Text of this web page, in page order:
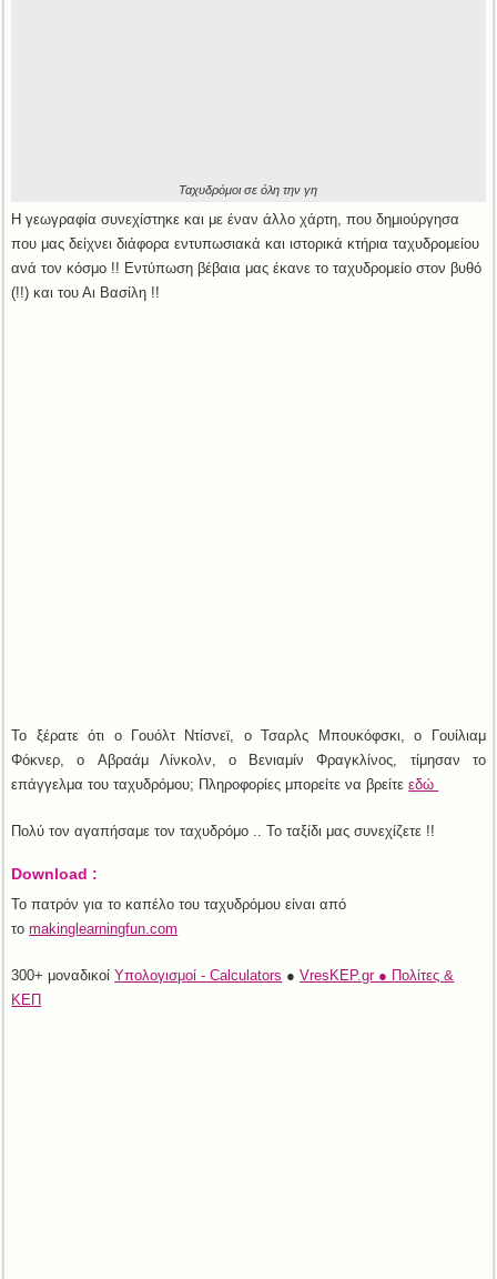
Ταχυδρόμοι σε όλη την γη
Η γεωγραφία συνεχίστηκε και με έναν άλλο χάρτη, που δημιούργησα
που μας δείχνει διάφορα εντυπωσιακά και ιστορικά κτήρια ταχυδρομείου
ανά τον κόσμο !! Εντύπωση βέβαια μας έκανε το ταχυδρομείο στον βυθό
(!!) και του Αι Βασίλη !!
Το ξέρατε ότι ο Γουόλτ Ντίσνεϊ, ο Τσαρλς Μπουκόφσκι, ο Γουίλιαμ
Φόκνερ, ο Αβραάμ Λίνκολν, ο Βενιαμίν Φραγκλίνος, τίμησαν το
επάγγελμα του ταχυδρόμου; Πληροφορίες μπορείτε να βρείτεεδώ
Πολύ τον αγαπήσαμε τον ταχυδρόμο .. Το ταξίδι μας συνεχίζετε !!
Download :
Το πατρόν για το καπέλο του ταχυδρόμου είναι από
τοmakinglearningfun.com
300+ μοναδικοίΥπολογισμοί - Calculators ●VresKEP.gr ● Πολίτες &
ΚΕΠ